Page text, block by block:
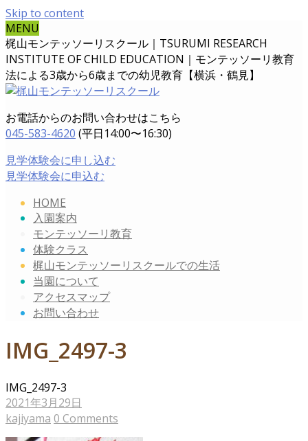
Skip to content
MENU
梶山モンテッソーリスクール｜TSURUMI RESEARCH
INSTITUTE OF CHILD EDUCATION｜ モンテッソーリ教育
法による3歳から6歳までの幼児教育【横浜・鶴見】
お電話からのお問い合わせはこちら
045-583-4620 (平日14:00〜16:30)
見学体験会に申し込む
見学体験会に申込む
HOME
入園案内
モンテッソーリ教育
体験クラス
梶山モンテッソーリスクールでの生活
当園について
アクセスマップ
お問い合わせ
IMG_2497-3
IMG_2497-3
2021年3月29日
kajiyama 0 Comments